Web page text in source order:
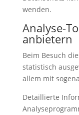
wenden.
Analyse-
anbietern
Beim Besuch
statistisch
allem mit
Detaillierte